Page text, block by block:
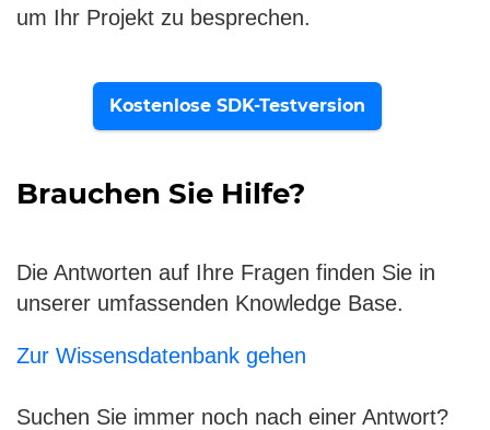
um Ihr Projekt zu besprechen.
Kostenlose SDK-Testversion
Brauchen Sie Hilfe?
Die Antworten auf Ihre Fragen finden Sie in
unserer umfassenden Knowledge Base.
Zur Wissensdatenbank gehen
Suchen Sie immer noch nach einer Antwort?